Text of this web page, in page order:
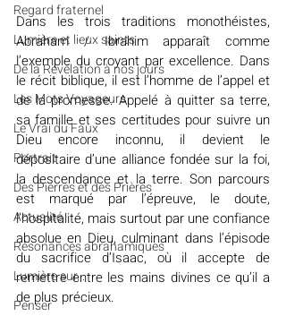
Regard fraternel
Lumière et lieux saints
De la Révélation à nos jours
Les Mots Voyageurs
Le Vrai du Faux
Portrait
Des Pierres et des Prières
Actualité
Résonances abrahamiques
Lumière sur...
Penser
Dans les trois traditions monothéistes,
Abraham / Ibrahim apparaît comme
l’exemple du croyant par excellence. Dans
le récit biblique, il est l’homme de l’appel et
de la promesse. Appelé à quitter sa terre,
sa famille et ses certitudes pour suivre un
Dieu encore inconnu, il devient le
dépositaire d’une alliance fondée sur la foi,
la descendance et la terre. Son parcours
est marqué par l’épreuve, le doute,
l’hospitalité, mais surtout par une confiance
absolue en Dieu, culminant dans l’épisode
du sacrifice d’Isaac, où il accepte de
remettre entre les mains divines ce qu’il a
de plus précieux.